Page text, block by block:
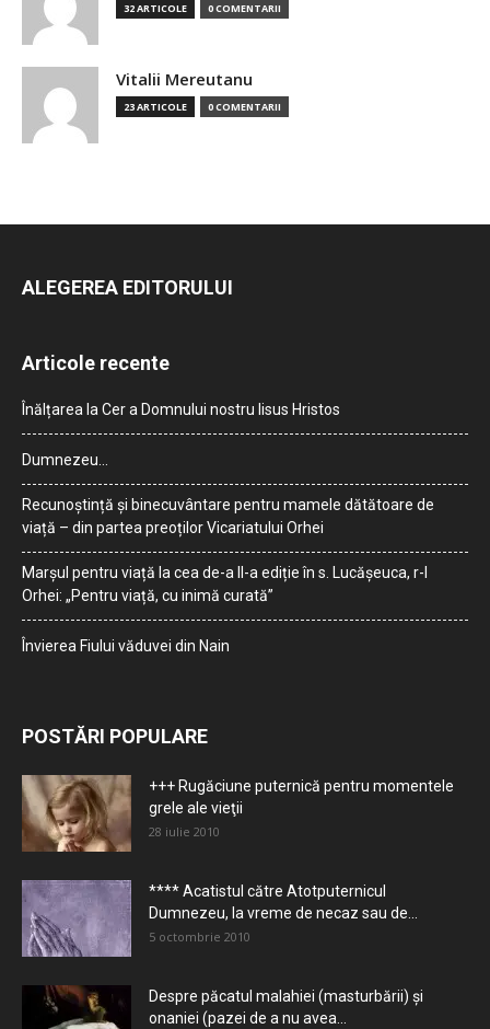
32 ARTICOLE 0 COMENTARII
Vitalii Mereutanu
23 ARTICOLE 0 COMENTARII
ALEGEREA EDITORULUI
Articole recente
Înălțarea la Cer a Domnului nostru Iisus Hristos
Dumnezeu…
Recunoștință și binecuvântare pentru mamele dătătoare de
viață – din partea preoților Vicariatului Orhei
Marșul pentru viață la cea de-a II-a ediție în s. Lucășeuca, r-l
Orhei: „Pentru viață, cu inimă curată”
Învierea Fiului văduvei din Nain
POSTĂRI POPULARE
+++ Rugăciune puternică pentru momentele
grele ale vieţii
28 iulie 2010
**** Acatistul către Atotputernicul
Dumnezeu, la vreme de necaz sau de...
5 octombrie 2010
Despre păcatul malahiei (masturbării) şi
onaniei (pazei de a nu avea...